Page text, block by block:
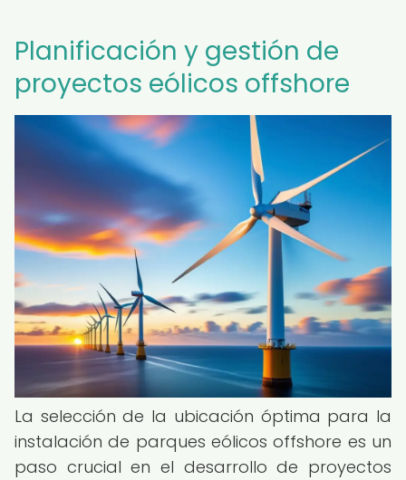
Planificación y gestión de
proyectos eólicos offshore
La selección de la ubicación óptima para la
instalación de parques eólicos offshore es un
paso crucial en el desarrollo de proyectos